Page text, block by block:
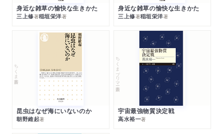
身近な雑草の愉快な生きかた
三上修著稲垣栄洋著
身近な雑草の愉快な生きかた
三上修著稲垣栄洋著
ちくま新書
昆虫はなぜ海にいないのか
朝野維起著
ちくまプリマー新書
宇宙最強物質決定戦
高水裕一著